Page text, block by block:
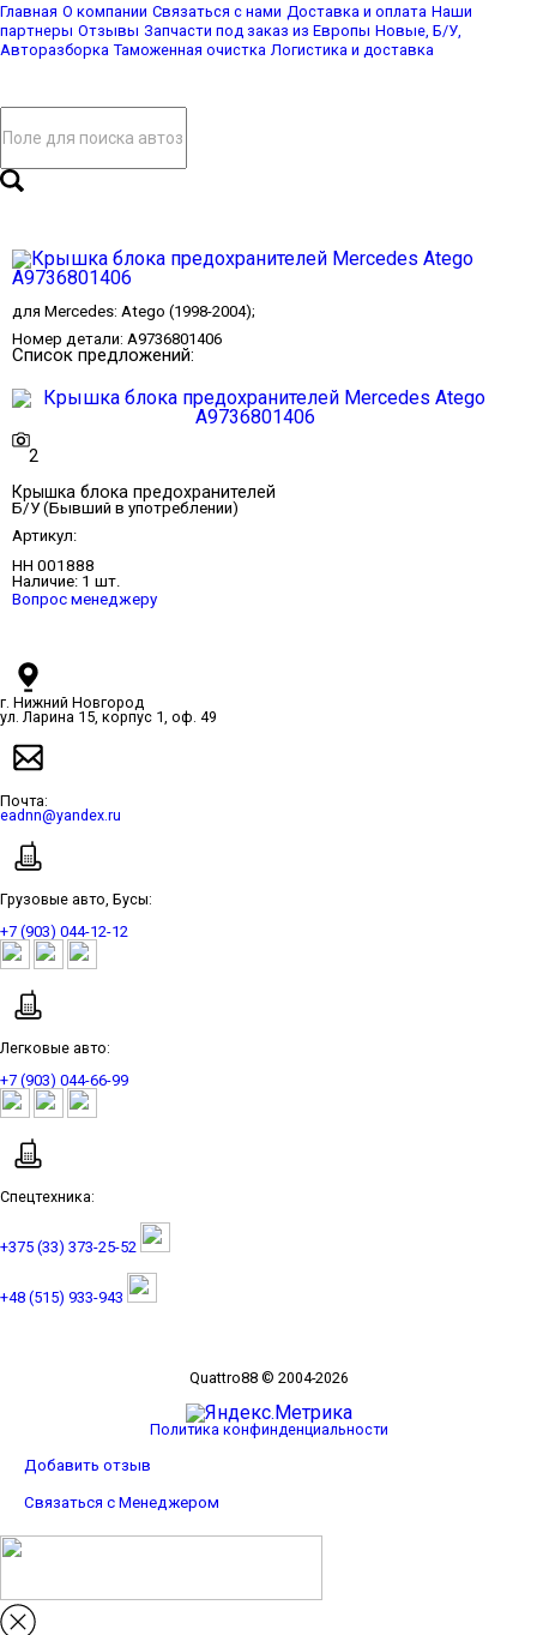
Главная О компании Связаться с нами Доставка и оплата Наши
партнеры Отзывы Запчасти под заказ из Европы Новые, Б/У,
Авторазборка Таможенная очистка Логистика и доставка
для Mercedes: Atego (1998-2004);
Номер детали: A9736801406
Список предложений:
2
Крышка блока предохранителей
Б/У (Бывший в употреблении)
Артикул:
НН 001888
Наличие: 1 шт.
Вопрос менеджеру
г. Нижний Новгород
ул. Ларина 15, корпус 1, оф. 49
Почта:
eadnn@yandex.ru
Грузовые авто, Бусы:
+7 (903) 044-12-12
Легковые авто:
+7 (903) 044-66-99
Спецтехника:
+375 (33) 373-25-52
+48 (515) 933-943
Quattro88 © 2004-2026
Политика конфинденциальности
Добавить отзыв
Связаться с Менеджером